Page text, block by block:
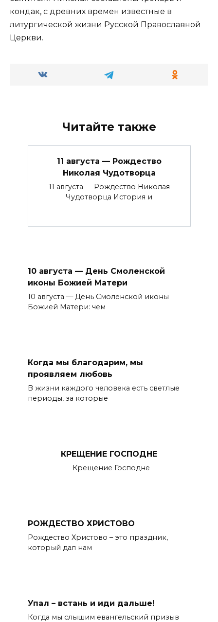
кондак, с древних времен известные в
литургической жизни Русской Православной
Церкви.
Читайте также
11 августа — Рождество
Николая Чудотворца
11 августа — Рождество Николая
Чудотворца История и
10 августа — День Смоленской
иконы Божией Матери
10 августа — День Смоленской иконы
Божией Матери: чем
Когда мы благодарим, мы
проявляем любовь
В жизни каждого человека есть светлые
периоды, за которые
КРЕЩЕНИЕ ГОСПОДНЕ
Крещение Господне
РОЖДЕСТВО ХРИСТОВО
Рождество Христово – это праздник,
который дал нам
Упал – встань и иди дальше!
Когда мы слышим евангельский призыв